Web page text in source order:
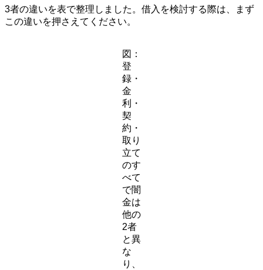
3者の違いを表で整理しました。借入を検討する際は、まず
この違いを押さえてください。
図：
登
録・
金
利・
契
約・
取り
立て
のす
べて
で闇
金は
他の
2者
と異
な
り、